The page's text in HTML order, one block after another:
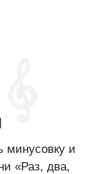
минусовку и
«Раз, два,